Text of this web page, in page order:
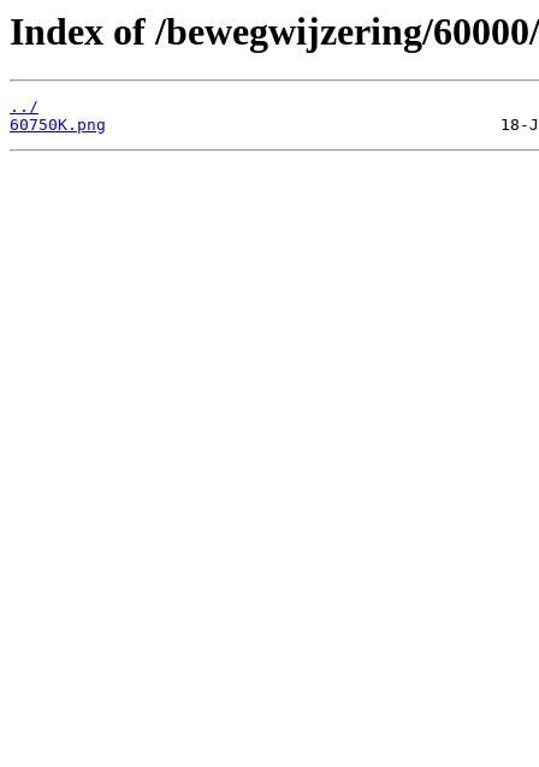
Index of /bewegwijzering/
../
60750K.png